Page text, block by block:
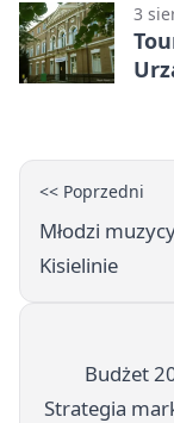
3
<< Poprzedni
Młodzi
Kisielinie
Budżet
Strategia